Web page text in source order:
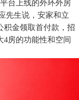
台上线的外环外房
先生说，安家和立
积金领取首付款，招
4房的功能性和空间